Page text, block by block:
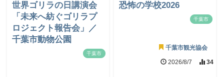
世界ゴリラの日講演会
「未来へ紡ぐゴリラプ
ロジェクト報告会」／
千葉市動物公園
千葉市
恐怖の学校2026
千葉市
千葉市観光協会
2026/8/7 34